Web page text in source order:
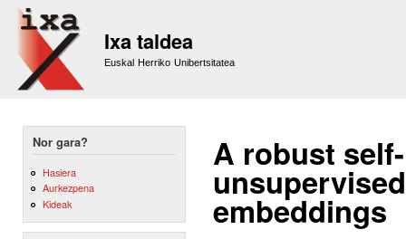
Ixa taldea
Euskal Herriko Unibertsitatea
Nor gara?
Hasiera
Aurkezpena
Kideak
A robust
embeddings